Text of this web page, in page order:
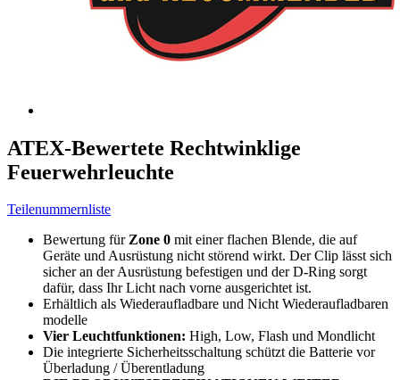
ATEX-Bewertete Rechtwinklige
Feuerwehrleuchte
Teilenummernliste
Bewertung fürZone 0 mit einer flachen Blende, die auf
Geräte und Ausrüstung nicht störend wirkt. Der Clip lässt sich
sicher an der Ausrüstung befestigen und der D-Ring sorgt
dafür, dass Ihr Licht nach vorne ausgerichtet ist.
Erhältlich als Wiederaufladbare und Nicht Wiederaufladbaren
modelle
Vier Leuchtfunktionen: High, Low, Flash und Mondlicht
Die integrierte Sicherheitsschaltung schützt die Batterie vor
Überladung / Überentladung